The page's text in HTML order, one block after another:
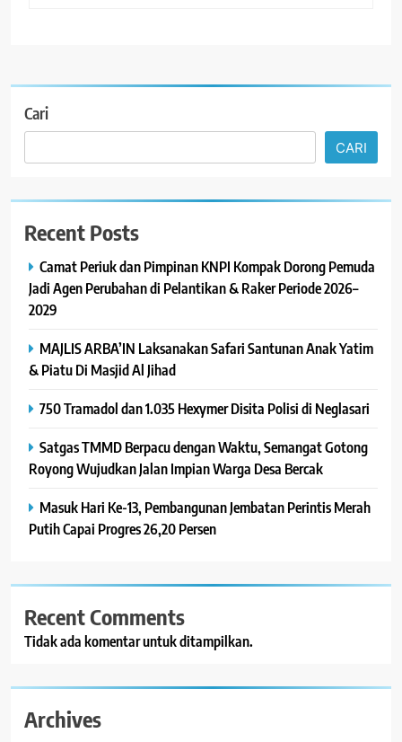
Cari
CARI
Recent Posts
Camat Periuk dan Pimpinan KNPI Kompak Dorong Pemuda
Jadi Agen Perubahan di Pelantikan & Raker Periode 2026–
2029
MAJLIS ARBA’IN Laksanakan Safari Santunan Anak Yatim
& Piatu Di Masjid Al Jihad
750 Tramadol dan 1.035 Hexymer Disita Polisi di Neglasari
Satgas TMMD Berpacu dengan Waktu, Semangat Gotong
Royong Wujudkan Jalan Impian Warga Desa Bercak
Masuk Hari Ke-13, Pembangunan Jembatan Perintis Merah
Putih Capai Progres 26,20 Persen
Recent Comments
Tidak ada komentar untuk ditampilkan.
Archives